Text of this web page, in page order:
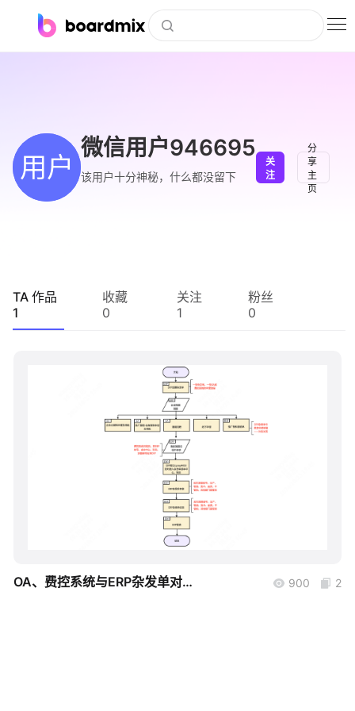
下载
会员
企业服务
用户
微信用户946695
该用户十分神秘，什么都没留下
关
注
分
享
主
页
TA 作品
1
收藏
0
关注
1
粉丝
0
boardmix
OA、费控系统与ERP杂发单对接流程 900 2